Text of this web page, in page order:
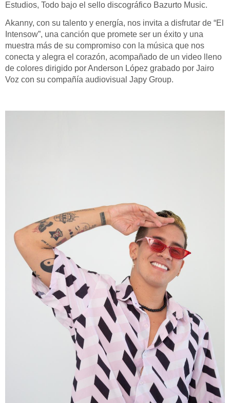
Estudios, Todo bajo el sello discográfico Bazurto Music.
Akanny, con su talento y energía, nos invita a disfrutar de “El
Intensow”, una canción que promete ser un éxito y una
muestra más de su compromiso con la música que nos
conecta y alegra el corazón, acompañado de un video lleno
de colores dirigido por Anderson López grabado por Jairo
Voz con su compañía audiovisual Japy Group.